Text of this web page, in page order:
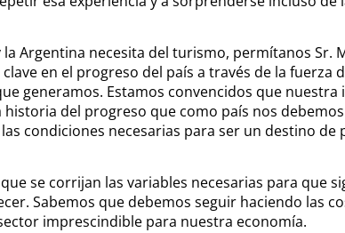
Argentina necesita del turismo, permítanos Sr.
en el progreso del país a través de la fuerza
generamos. Estamos convencidos que nuestra
del progreso que como país nos
condiciones necesarias para ser un destino de
se corrijan las variables necesarias para que
Sabemos que debemos seguir haciendo las
imprescindible para nuestra economía.